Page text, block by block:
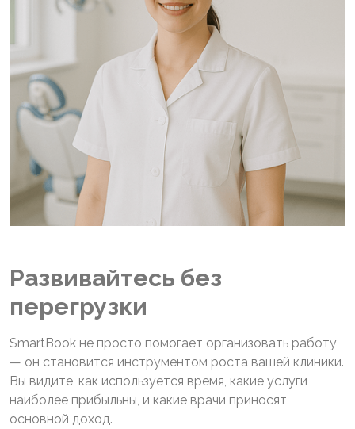
Развивайтесь без
перегрузки
SmartBook не просто помогает организовать работу
— он становится инструментом роста вашей клиники.
Вы видите, как используется время, какие услуги
наиболее прибыльны, и какие врачи приносят
основной доход.